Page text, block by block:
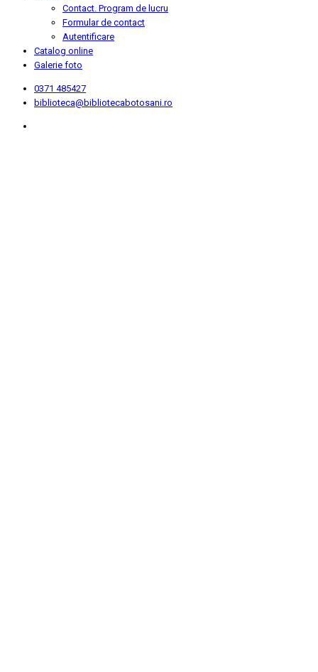
Contact. Program de lucru
Formular de contact
Autentificare
Catalog online
Galerie foto
0371 485427
biblioteca@bibliotecabotosani.ro